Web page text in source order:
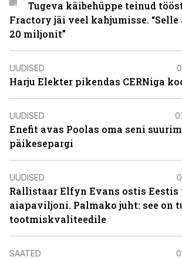
Tugeva käibehüppe teinud
Fractory jäi veel kahjumisse.
20 miljonit”
UUDISED
Harju Elekter pikendas CERNiga
UUDISED
Enefit avas Poolas oma seni
päikesepargi
UUDISED
Rallistaar Elfyn Evans ostis Eestis
aiapaviljoni. Palmako juht: see on
tootmiskvaliteedile
SAATED